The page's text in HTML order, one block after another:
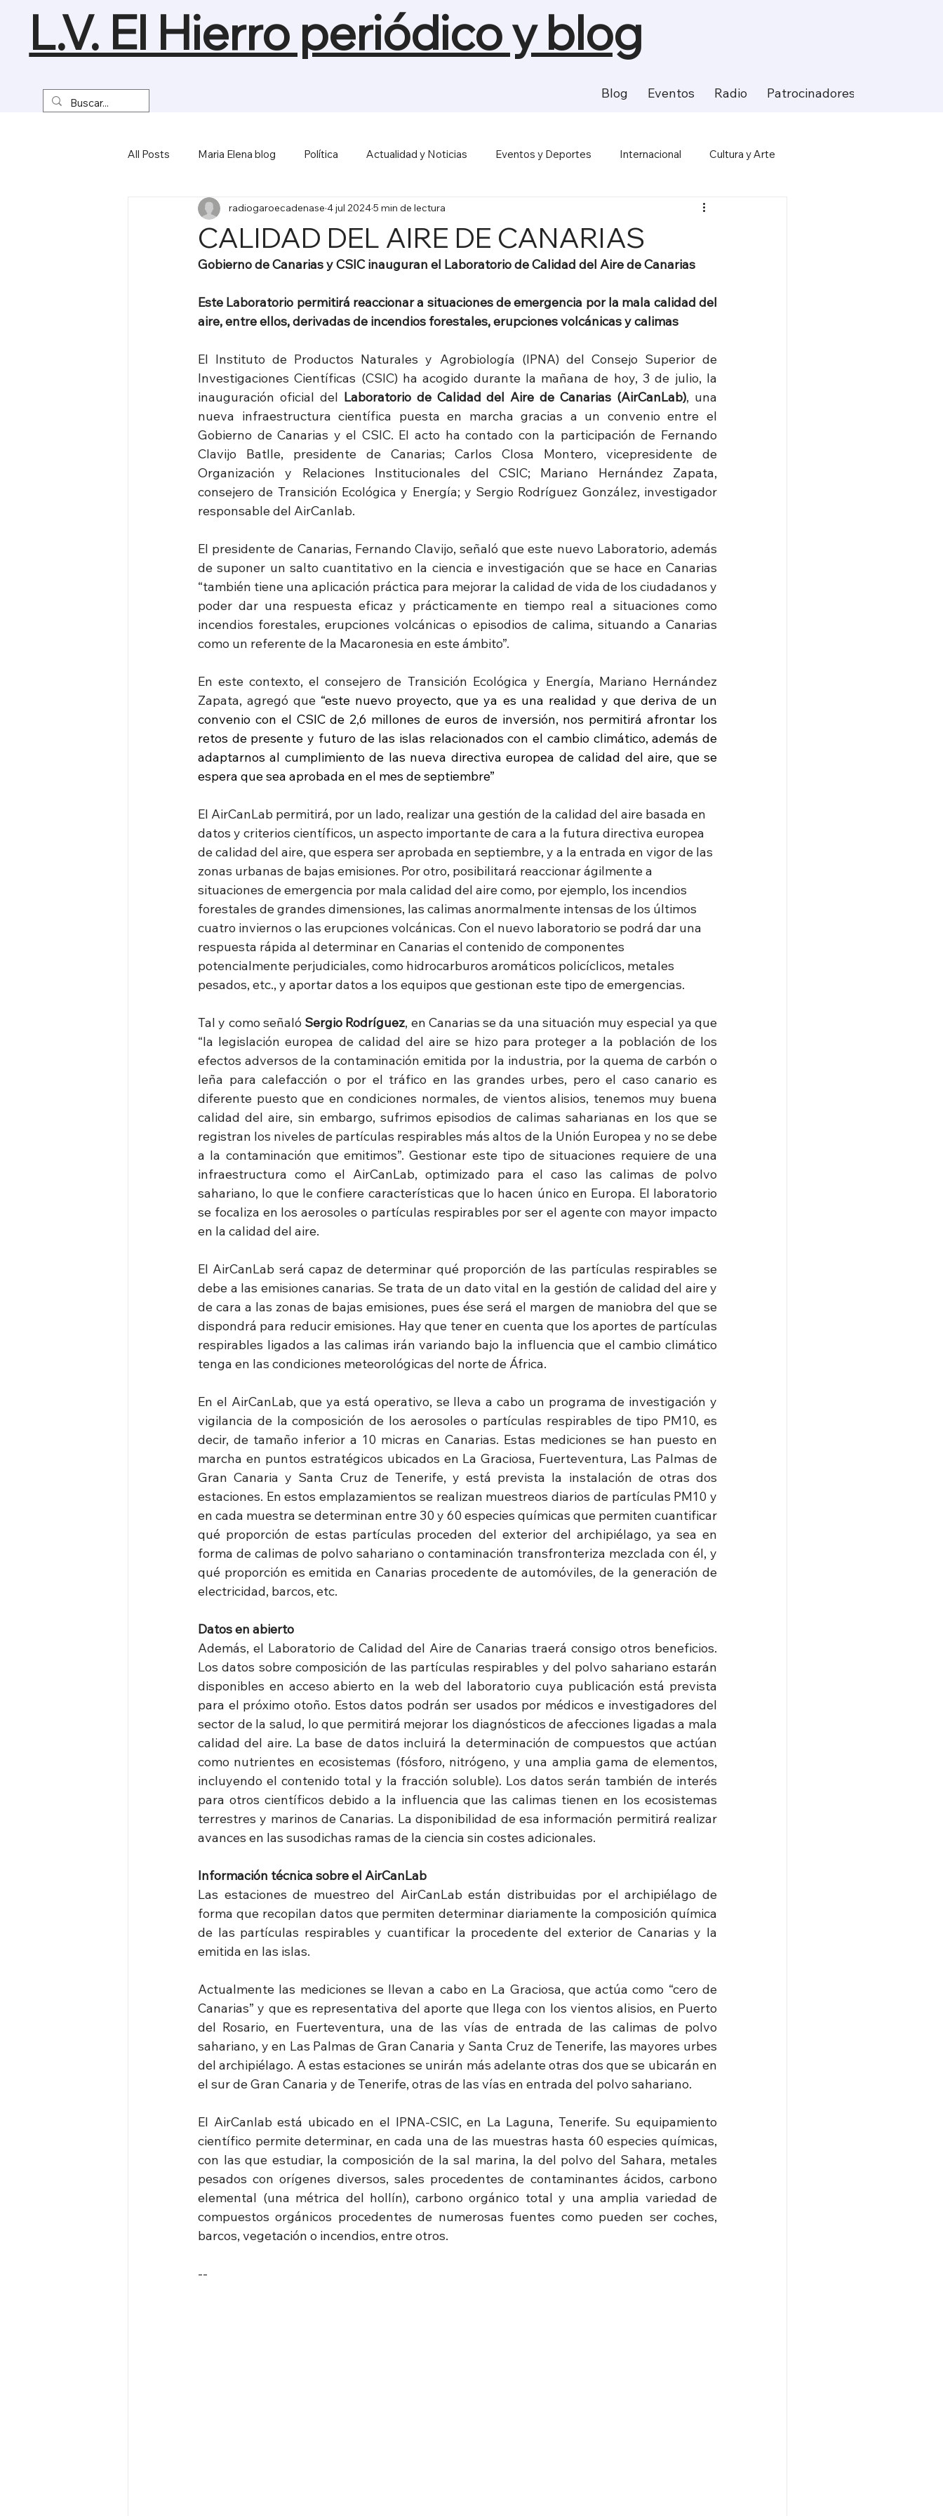
Blog Eventos Radio Patrocinadores
L.V. El Hierro periódico y blog
All Posts Maria Elena blog Política Actualidad y Noticias Eventos y Deportes Internacional Cultura y Arte
Turismo y Naturaleza Empresas y Economía Salud y Bienestar Ciencia y Tecnología
Miscelánea
CALIDAD DEL AIRE DE CANARIAS
radiogaroecadenase 4 jul 20245 min de lectura
Gobierno de Canarias y CSIC inauguran el Laboratorio de Calidad del Aire de Canarias
Este Laboratorio permitirá reaccionar a situaciones de emergencia por la mala calidad del
aire, entre ellos, derivadas de incendios forestales, erupciones volcánicas y calimas
El Instituto de Productos Naturales y Agrobiología (IPNA) del Consejo Superior de
Investigaciones Científicas (CSIC) ha acogido durante la mañana de hoy, 3 de julio, la
inauguración oficial del Laboratorio de Calidad del Aire de Canarias (AirCanLab), una
nueva infraestructura científica puesta en marcha gracias a un convenio entre el
Gobierno de Canarias y el CSIC. El acto ha contado con la participación de Fernando
Clavijo Batlle, presidente de Canarias; Carlos Closa Montero, vicepresidente de
Organización y Relaciones Institucionales del CSIC; Mariano Hernández Zapata,
consejero de Transición Ecológica y Energía; y Sergio Rodríguez González, investigador
responsable del AirCanlab.
El presidente de Canarias, Fernando Clavijo, señaló que este nuevo Laboratorio, además
de suponer un salto cuantitativo en la ciencia e investigación que se hace en Canarias
“también tiene una aplicación práctica para mejorar la calidad de vida de los ciudadanos y
poder dar una respuesta eficaz y prácticamente en tiempo real a situaciones como
incendios forestales, erupciones volcánicas o episodios de calima, situando a Canarias
como un referente de la Macaronesia en este ámbito”.
En este contexto, el consejero de Transición Ecológica y Energía, Mariano Hernández
Zapata, agregó que “este nuevo proyecto, que ya es una realidad y que deriva de un
convenio con el CSIC de 2,6 millones de euros de inversión, nos permitirá afrontar los
retos de presente y futuro de las islas relacionados con el cambio climático, además de
adaptarnos al cumplimiento de las nueva directiva europea de calidad del aire, que se
espera que sea aprobada en el mes de septiembre”
El AirCanLab permitirá, por un lado, realizar una gestión de la calidad del aire basada en
datos y criterios científicos, un aspecto importante de cara a la futura directiva europea
de calidad del aire, que espera ser aprobada en septiembre, y a la entrada en vigor de las
zonas urbanas de bajas emisiones. Por otro, posibilitará reaccionar ágilmente a
situaciones de emergencia por mala calidad del aire como, por ejemplo, los incendios
forestales de grandes dimensiones, las calimas anormalmente intensas de los últimos
cuatro inviernos o las erupciones volcánicas. Con el nuevo laboratorio se podrá dar una
respuesta rápida al determinar en Canarias el contenido de componentes
potencialmente perjudiciales, como hidrocarburos aromáticos policíclicos, metales
pesados, etc., y aportar datos a los equipos que gestionan este tipo de emergencias.
Tal y como señaló Sergio Rodríguez, en Canarias se da una situación muy especial ya que
“la legislación europea de calidad del aire se hizo para proteger a la población de los
efectos adversos de la contaminación emitida por la industria, por la quema de carbón o
leña para calefacción o por el tráfico en las grandes urbes, pero el caso canario es
diferente puesto que en condiciones normales, de vientos alisios, tenemos muy buena
calidad del aire, sin embargo, sufrimos episodios de calimas saharianas en los que se
registran los niveles de partículas respirables más altos de la Unión Europea y no se debe
a la contaminación que emitimos”. Gestionar este tipo de situaciones requiere de una
infraestructura como el AirCanLab, optimizado para el caso las calimas de polvo
sahariano, lo que le confiere características que lo hacen único en Europa. El laboratorio
se focaliza en los aerosoles o partículas respirables por ser el agente con mayor impacto
en la calidad del aire.
El AirCanLab será capaz de determinar qué proporción de las partículas respirables se
debe a las emisiones canarias. Se trata de un dato vital en la gestión de calidad del aire y
de cara a las zonas de bajas emisiones, pues ése será el margen de maniobra del que se
dispondrá para reducir emisiones. Hay que tener en cuenta que los aportes de partículas
respirables ligados a las calimas irán variando bajo la influencia que el cambio climático
tenga en las condiciones meteorológicas del norte de África.
En el AirCanLab, que ya está operativo, se lleva a cabo un programa de investigación y
vigilancia de la composición de los aerosoles o partículas respirables de tipo PM10, es
decir, de tamaño inferior a 10 micras en Canarias. Estas mediciones se han puesto en
marcha en puntos estratégicos ubicados en La Graciosa, Fuerteventura, Las Palmas de
Gran Canaria y Santa Cruz de Tenerife, y está prevista la instalación de otras dos
estaciones. En estos emplazamientos se realizan muestreos diarios de partículas PM10 y
en cada muestra se determinan entre 30 y 60 especies químicas que permiten cuantificar
qué proporción de estas partículas proceden del exterior del archipiélago, ya sea en
forma de calimas de polvo sahariano o contaminación transfronteriza mezclada con él, y
qué proporción es emitida en Canarias procedente de automóviles, de la generación de
electricidad, barcos, etc.
Datos en abierto
Además, el Laboratorio de Calidad del Aire de Canarias traerá consigo otros beneficios.
Los datos sobre composición de las partículas respirables y del polvo sahariano estarán
disponibles en acceso abierto en la web del laboratorio cuya publicación está prevista
para el próximo otoño. Estos datos podrán ser usados por médicos e investigadores del
sector de la salud, lo que permitirá mejorar los diagnósticos de afecciones ligadas a mala
calidad del aire. La base de datos incluirá la determinación de compuestos que actúan
como nutrientes en ecosistemas (fósforo, nitrógeno, y una amplia gama de elementos,
incluyendo el contenido total y la fracción soluble). Los datos serán también de interés
para otros científicos debido a la influencia que las calimas tienen en los ecosistemas
terrestres y marinos de Canarias. La disponibilidad de esa información permitirá realizar
avances en las susodichas ramas de la ciencia sin costes adicionales.
Información técnica sobre el AirCanLab
Las estaciones de muestreo del AirCanLab están distribuidas por el archipiélago de
forma que recopilan datos que permiten determinar diariamente la composición química
de las partículas respirables y cuantificar la procedente del exterior de Canarias y la
emitida en las islas.
Actualmente las mediciones se llevan a cabo en La Graciosa, que actúa como “cero de
Canarias” y que es representativa del aporte que llega con los vientos alisios, en Puerto
del Rosario, en Fuerteventura, una de las vías de entrada de las calimas de polvo
sahariano, y en Las Palmas de Gran Canaria y Santa Cruz de Tenerife, las mayores urbes
del archipiélago. A estas estaciones se unirán más adelante otras dos que se ubicarán en
el sur de Gran Canaria y de Tenerife, otras de las vías en entrada del polvo sahariano.
El AirCanlab está ubicado en el IPNA-CSIC, en La Laguna, Tenerife. Su equipamiento
científico permite determinar, en cada una de las muestras hasta 60 especies químicas,
con las que estudiar, la composición de la sal marina, la del polvo del Sahara, metales
pesados con orígenes diversos, sales procedentes de contaminantes ácidos, carbono
elemental (una métrica del hollín), carbono orgánico total y una amplia variedad de
compuestos orgánicos procedentes de numerosas fuentes como pueden ser coches,
barcos, vegetación o incendios, entre otros.
--